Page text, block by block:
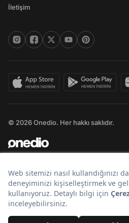
İletişim
© 2026 Onedio. Her hakkı saklıdır.
Bir markasıdır.